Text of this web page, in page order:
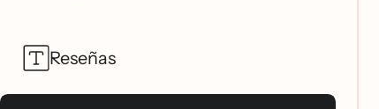
Reseñas